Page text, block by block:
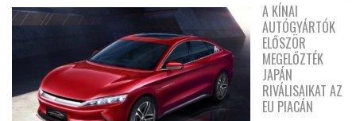
A KÍNAI
AUTÓGYÁRTÓK
ELŐSZÖR
MEGELŐZTÉK
JAPÁN
RIVÁLISAIKAT AZ
EU PIACÁN